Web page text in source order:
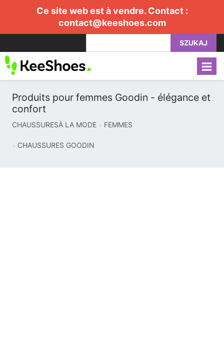
Ce site web est à vendre. Contact :
contact@keeshoes.com
SZUKAJ
Produits pour femmes Goodin - élégance et
confort
CHAUSSURESÀ LA MODE FEMMES
CHAUSSURES GOODIN